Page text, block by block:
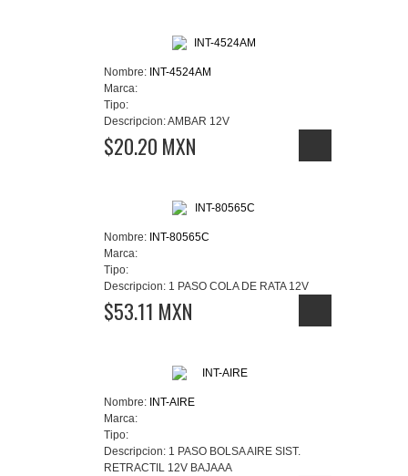
Nombre: INT-4524AM
Marca:
Tipo:
Descripcion:AMBAR 12V
$20.20 MXN
Nombre: INT-80565C
Marca:
Tipo:
Descripcion: 1 PASO COLA DE RATA 12V
$53.11 MXN
Nombre: INT-AIRE
Marca:
Tipo:
Descripcion: 1 PASO BOLSA AIRE SIST.
RETRACTIL 12V BAJAAA